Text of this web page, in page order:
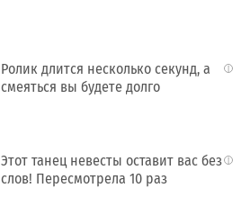
i
Ролик длится несколько секунд, а
смеяться вы будете долго
i
Этот танец невесты оставит вас без
слов! Пересмотрела 10 раз